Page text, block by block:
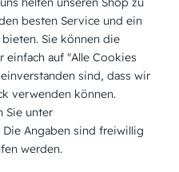
für echte Fußballfans. Mit
die Vorfreude auf das
besten Service und ein
Sie können die
einfach auf "Alle Cookies
sind, dass wir
verwenden können.
Sie unter
Die Angaben sind freiwillig
werden.